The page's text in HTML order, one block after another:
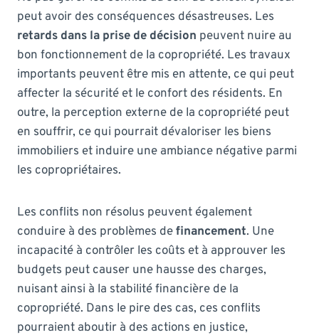
peut avoir des conséquences désastreuses. Les
retards dans la prise de décision peuvent nuire au
bon fonctionnement de la copropriété. Les travaux
importants peuvent être mis en attente, ce qui peut
affecter la sécurité et le confort des résidents. En
outre, la perception externe de la copropriété peut
en souffrir, ce qui pourrait dévaloriser les biens
immobiliers et induire une ambiance négative parmi
les copropriétaires.
Les conflits non résolus peuvent également
conduire à des problèmes definancement. Une
incapacité à contrôler les coûts et à approuver les
budgets peut causer une hausse des charges,
nuisant ainsi à la stabilité financière de la
copropriété. Dans le pire des cas, ces conflits
pourraient aboutir à des actions en justice,